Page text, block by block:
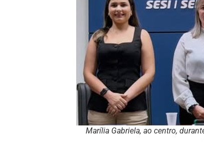
Marília Gabriela, ao centro,